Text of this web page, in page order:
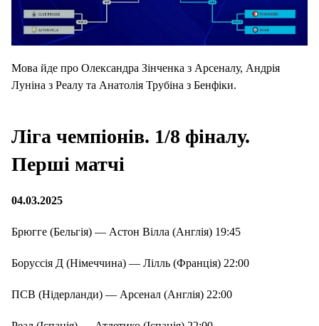
Мова йде про Олександра Зінченка з Арсеналу, Андрія
Луніна з Реалу та Анатолія Трубіна з Бенфіки.
Ліга чемпіонів. 1/8 фіналу.
Перші матчі
04.03.2025
Брюгге (Бельгія) — Астон Вілла (Англія) 19:45
Боруссія Д (Німеччина) — Лілль (Франція) 22:00
ПСВ (Нідерланди) — Арсенал (Англія) 22:00